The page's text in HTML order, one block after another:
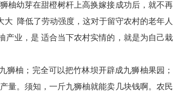
柚幼芽在甜橙树杆上高换嫁接成功后，就不再
降低了劳动强度，这对于留守农村的老年人
产业，是 适合当下农村实情的，就是为自己栽
柚；完全可以把竹林坝开辟成九狮柚果园；
量。须知，一斤九狮柚就能卖几块钱啊。农民